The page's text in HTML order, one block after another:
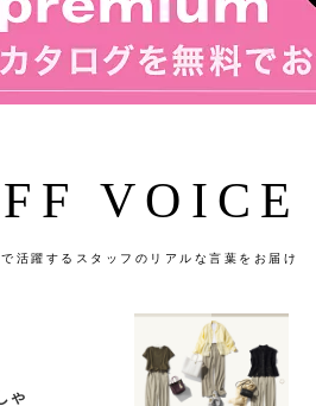
VOICE
躍するスタッフのリアルな言葉をお届け
ゃ